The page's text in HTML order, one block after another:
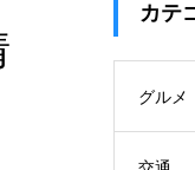
カテ
グルメ